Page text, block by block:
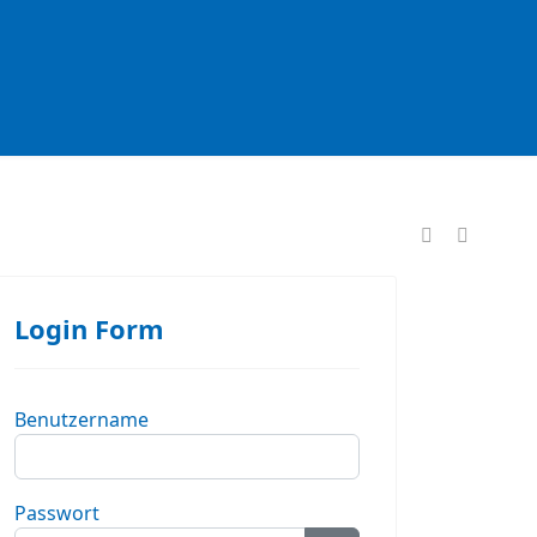
Login Form
Benutzername
Passwort